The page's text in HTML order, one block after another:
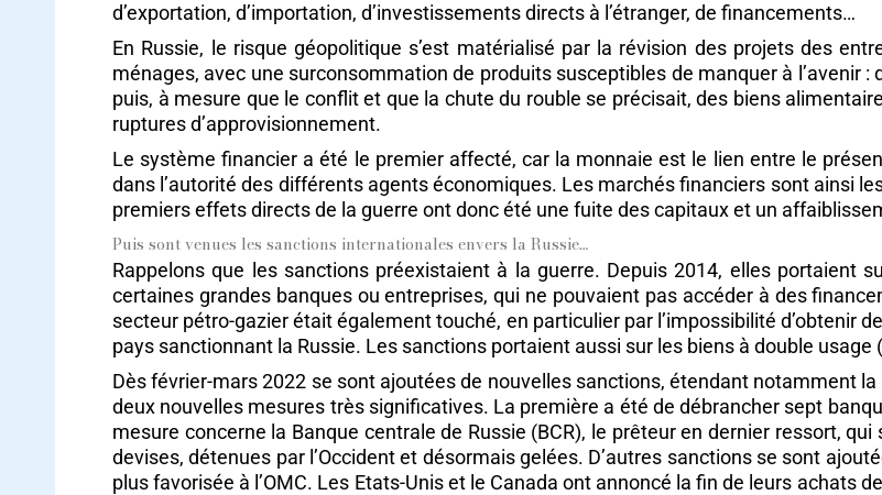
d’exportation, d’importation, d’investissements directs à l’étranger, de financements…
En Russie, le risque géopolitique s’est matérialisé par la révision des projets des
ménages, avec une surconsommation de produits susceptibles de manquer à l’avenir :
puis, à mesure que le conflit et que la chute du rouble se précisait, des biens
ruptures d’approvisionnement.
Le système financier a été le premier affecté, car la monnaie est le lien entre le
dans l’autorité des différents agents économiques. Les marchés financiers sont ainsi
premiers effets directs de la guerre ont donc été une fuite des capitaux et un
Puis sont venues les sanctions internationales envers la Russie…
Rappelons que les sanctions préexistaient à la guerre. Depuis 2014, elles portaient
certaines grandes banques ou entreprises, qui ne pouvaient pas accéder à des
secteur pétro-gazier était également touché, en particulier par l’impossibilité d’obtenir
pays sanctionnant la Russie. Les sanctions portaient aussi sur les biens à double
Dès février-mars 2022 se sont ajoutées de nouvelles sanctions, étendant notamment
deux nouvelles mesures très significatives. La première a été de débrancher sept
mesure concerne la Banque centrale de Russie (BCR), le prêteur en dernier ressort,
devises, détenues par l’Occident et désormais gelées. D’autres sanctions se sont
plus favorisée à l’OMC. Les Etats-Unis et le Canada ont annoncé la fin de leurs achats